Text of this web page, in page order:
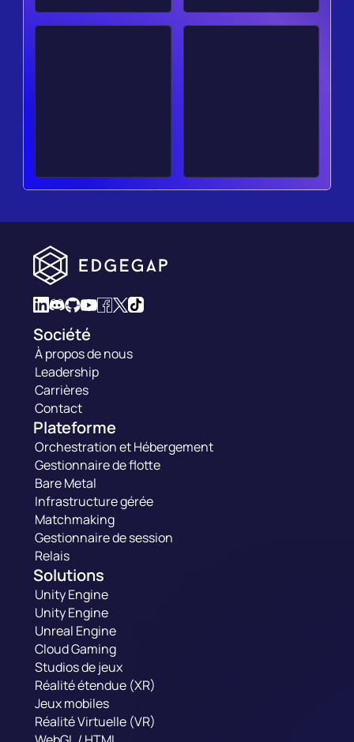
Société
À propos de nous
Leadership
Carrières
Contact
Plateforme
Orchestration et Hébergement
Gestionnaire de flotte
Bare Metal
Infrastructure gérée
Matchmaking
Gestionnaire de session
Relais
Solutions
Unity Engine
Unity Engine
Unreal Engine
Cloud Gaming
Studios de jeux
Réalité étendue (XR)
Jeux mobiles
Réalité Virtuelle (VR)